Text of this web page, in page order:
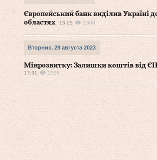
Європейський банк виділив Україні
областях
15:05 1308
Вторник, 29 августа 2023
Мінрозвитку: Залишки коштів від
17:31 2558